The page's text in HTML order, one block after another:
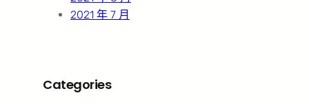
2021 年 7 月
Categories